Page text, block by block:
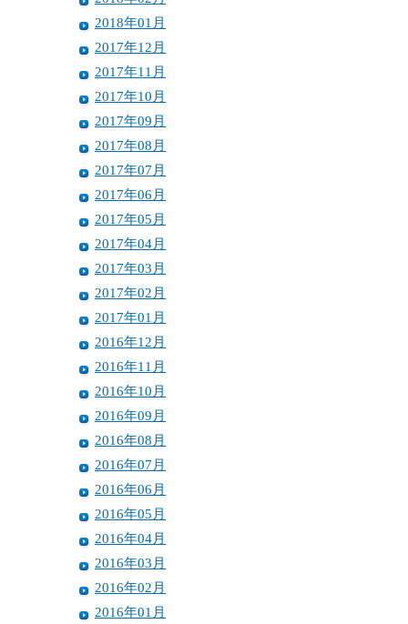
2018年01月
2017年12月
2017年11月
2017年10月
2017年09月
2017年08月
2017年07月
2017年06月
2017年05月
2017年04月
2017年03月
2017年02月
2017年01月
2016年12月
2016年11月
2016年10月
2016年09月
2016年08月
2016年07月
2016年06月
2016年05月
2016年04月
2016年03月
2016年02月
2016年01月